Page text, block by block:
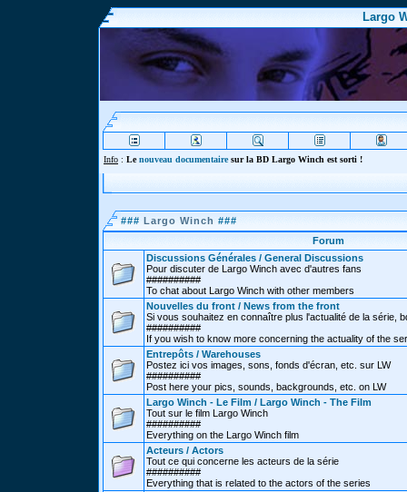
Largo
Info : Lenouveau documentairesur la BD Largo Winch est sorti !
### Largo Winch ###
Forum
Discussions Générales / General Discussions
Pour discuter de Largo Winch avec d'autres fans
##########
To chat about Largo Winch with other members
Nouvelles du front / News from the front
Si vous souhaitez en connaître plus l'actualité de la série,
##########
If you wish to know more concerning the actuality of the
Entrepôts / Warehouses
Postez ici vos images, sons, fonds d'écran, etc. sur LW
##########
Post here your pics, sounds, backgrounds, etc. on LW
Largo Winch - Le Film / Largo Winch - The Film
Tout sur le film Largo Winch
##########
Everything on the Largo Winch film
Acteurs / Actors
Tout ce qui concerne les acteurs de la série
##########
Everything that is related to the actors of the series